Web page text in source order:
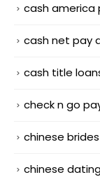
cash america
cash net pay
cash title
check n go
chinese
chinese